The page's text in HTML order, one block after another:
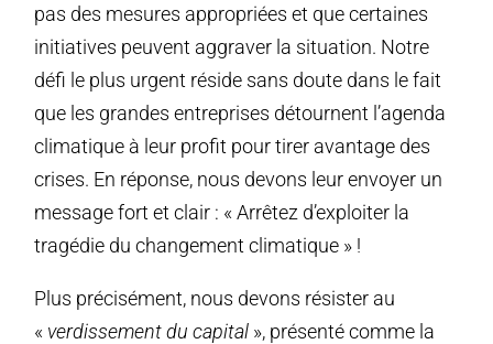
pas des mesures appropriées et que certaines
initiatives peuvent aggraver la situation. Notre
défi le plus urgent réside sans doute dans le fait
que les grandes entreprises détournent l’agenda
climatique à leur profit pour tirer avantage des
crises. En réponse, nous devons leur envoyer un
message fort et clair : « Arrêtez d’exploiter la
tragédie du changement climatique » !
Plus précisément, nous devons résister au
« verdissement du capital », présenté comme la